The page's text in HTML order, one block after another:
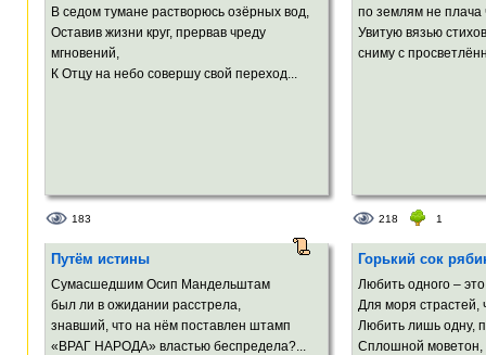
В седом тумане растворюсь озёрных вод,
Оставив жизни круг, прервав чреду
мгновений,
К Отцу на небо совершу свой переход...
183
по землям не плача
Увитую вязью
сниму с
218 1
Путём истины
Сумасшедшим Осип Мандельштам
был ли в ожидании расстрела,
знавший, что на нём поставлен штамп
«ВРАГ НАРОДА» властью беспредела?...
Горький сок
Любить одного – это
Для моря
Любить лишь одну,
Сплошной моветон,